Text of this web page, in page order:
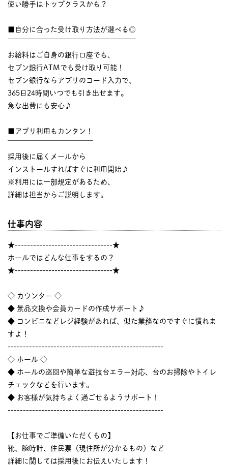
使い勝手はトップクラスかも？
■自分に合った受け取り方法が選べる◎
お給料はご自身の銀行口座でも、
セブン銀行ATMでも受け取り可能！
セブン銀行ならアプリのコード入力で、
365日24時間いつでも引き出せます。
急な出費にも安心♪
■アプリ利用もカンタン！
採用後に届くメールから
インストールすればすぐに利用開始♪
※利用には一部規定があるため、
詳細は担当からご説明します。
仕事内容
★--------------------------------★
ホールではどんな仕事をするの？
★--------------------------------★
◇ カウンター ◇
◆ 景品交換や会員カードの作成サポート♪
◆ コンビニなどレジ経験があれば、似た業務なのですぐに慣れま
すよ！
---------------------------------------------------
◇ ホール ◇
◆ ホールの巡回や簡単な遊技台エラー対応、台のお掃除やトイレ
チェックなどを行います。
◆ お客様が気持ちよく過ごせるようサポート！
---------------------------------------------------
【お仕事でご準備いただくもの】
靴、腕時計、住民票（現住所が分かるもの）など
詳細に関しては採用後にお伝えいたします！